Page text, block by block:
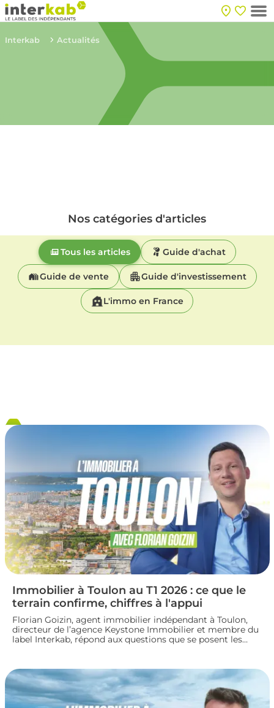
Interkab Actualités
Nos catégories d'articles
Tous les articles Guide d'achat
Guide de vente Guide d'investissement
L'immo en France
Immobilier à Toulon au T1 2026 : ce que le
terrain confirme, chiffres à l'appui
Florian Goizin, agent immobilier indépendant à Toulon,
directeur de l’agence Keystone Immobilier et membre du
label Interkab, répond aux questions que se posent les
révèle chaque jour.